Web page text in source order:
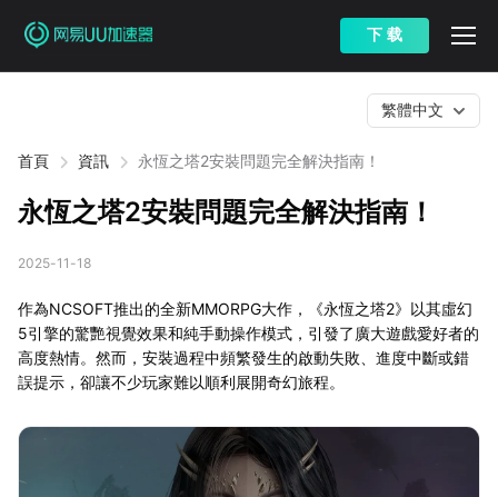
下 载
首頁 資訊 永恆之塔2安裝問題完全解決指南！
繁體中文
永恆之塔2安裝問題完全解決指南！
2025-11-18
作為NCSOFT推出的全新MMORPG大作，《永恆之塔2》以其虛幻
5引擎的驚艷視覺效果和純手動操作模式，引發了廣大遊戲愛好者的
高度熱情。然而，安裝過程中頻繁發生的啟動失敗、進度中斷或錯
誤提示，卻讓不少玩家難以順利展開奇幻旅程。